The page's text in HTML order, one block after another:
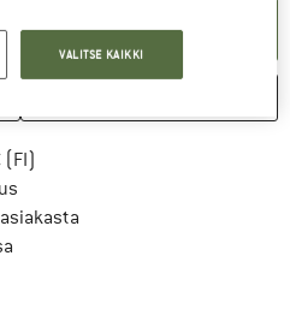
(FI)
-sertifiointi - lue lisää tästä!
VALITSE KAIKKI